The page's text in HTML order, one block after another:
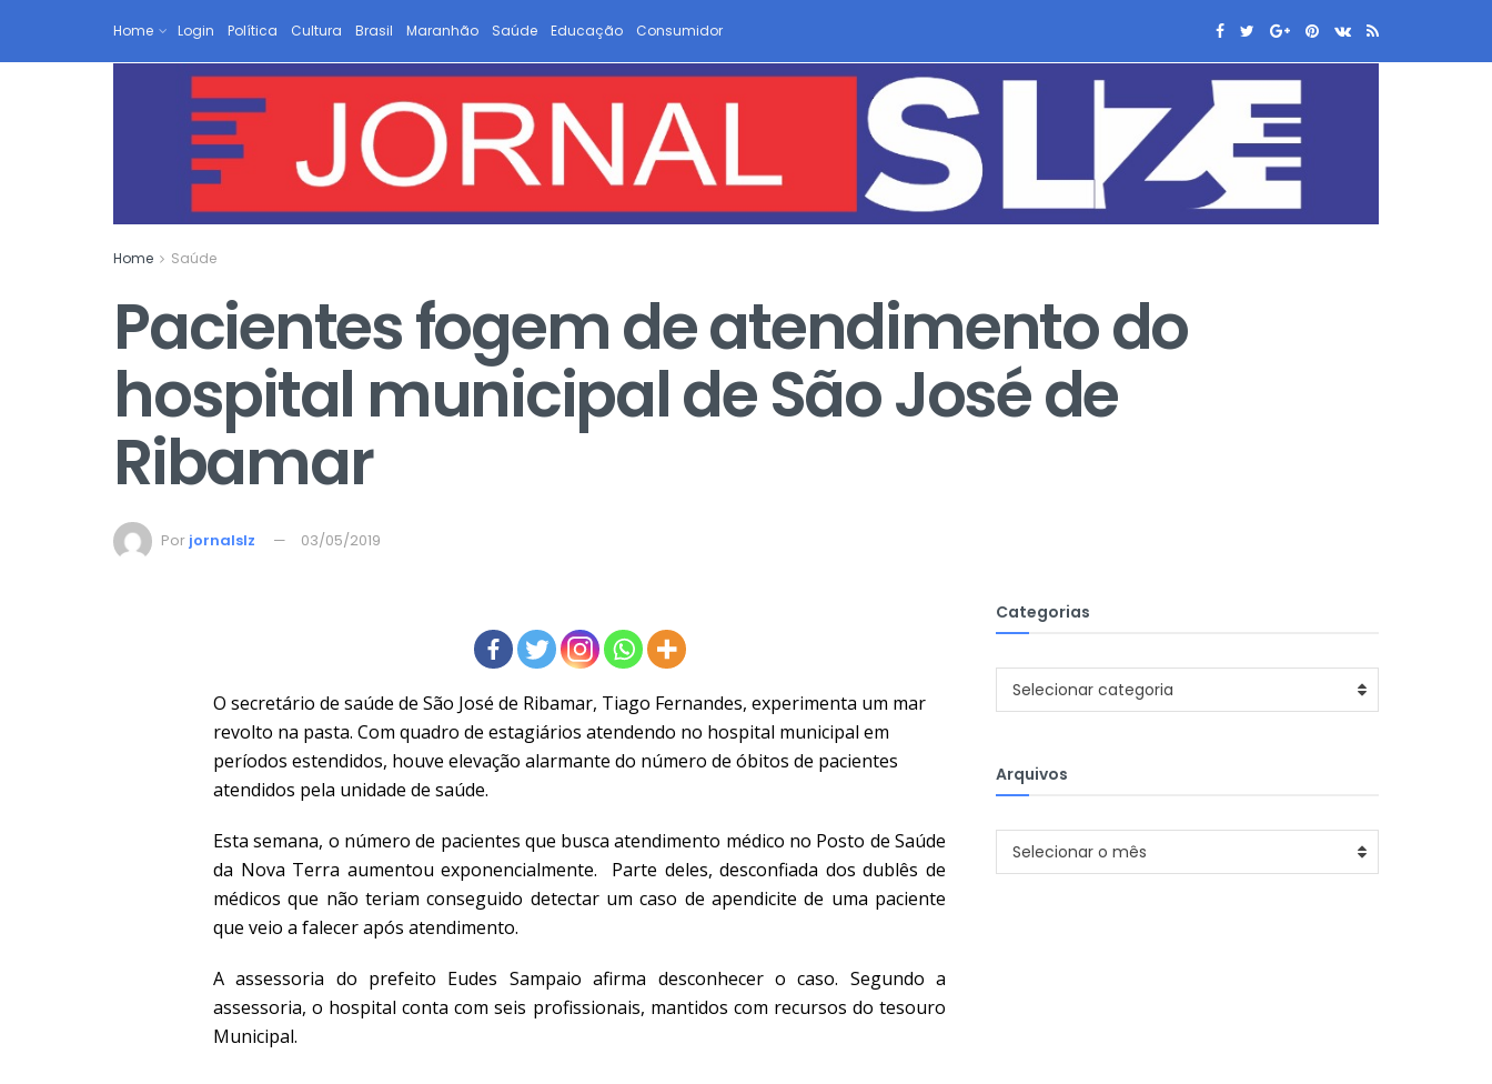
Home Login Política Cultura Brasil Maranhão Saúde Educação Consumidor
Home Saúde
Pacientes fogem de atendimento do
hospital municipal de São José de
Ribamar
Por jornalslz 03/05/2019
O secretário de saúde de São José de Ribamar, Tiago Fernandes, experimenta um mar
revolto na pasta. Com quadro de estagiários atendendo no hospital municipal em
períodos estendidos, houve elevação alarmante do número de óbitos de pacientes
atendidos pela unidade de saúde.
Esta semana, o número de pacientes que busca atendimento médico no Posto de Saúde
da Nova Terra aumentou exponencialmente. Parte deles, desconfiada dos dublês de
médicos que não teriam conseguido detectar um caso de apendicite de uma paciente
que veio a falecer após atendimento.
A assessoria do prefeito Eudes Sampaio afirma desconhecer o caso. Segundo a
assessoria, o hospital conta com seis profissionais, mantidos com recursos do tesouro
Municipal.
Categorias
Categorias
Selecionar categoria
Arquivos
Arquivos
Selecionar o mês